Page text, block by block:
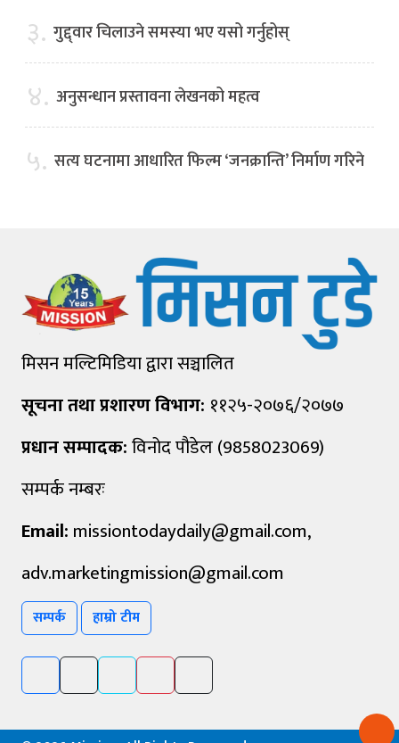
३. गुद्द्वार चिलाउने समस्या भए यसो गर्नुहोस्
४. अनुसन्धान प्रस्तावना लेखनको महत्व
५. सत्य घटनामा आधारित फिल्म ‘जनक्रान्ति’ निर्माण गरिने
मिसन मल्टिमिडिया द्वारा सञ्चालित
सूचना तथा प्रशारण विभाग: ११२५-२०७६/२०७७
प्रधान सम्पादक:विनोद पौडेल (9858023069)
सम्पर्क नम्बरः
Email: missiontodaydaily@gmail.com,
adv.marketingmission@gmail.com
सम्पर्क हाम्रो टीम